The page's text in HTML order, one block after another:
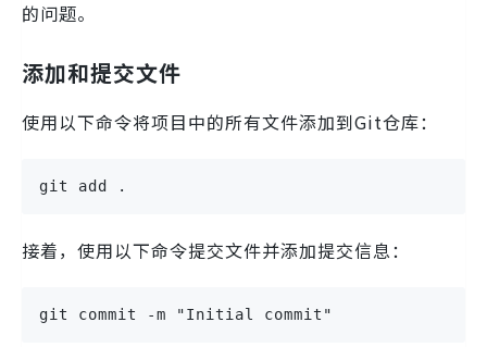
的问题。
添加和提交文件
使用以下命令将项目中的所有文件添加到Git仓库：
git add .
接着，使用以下命令提交文件并添加提交信息：
git commit -m "Initial commit"